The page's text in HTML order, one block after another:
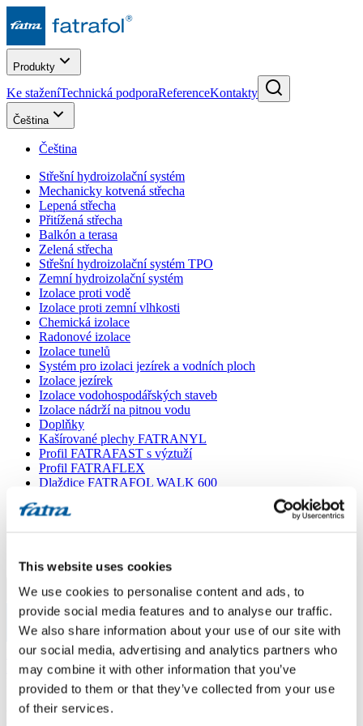
This website uses cookies
We use cookies to personalise content and ads, to
provide social media features and to analyse our traffic.
We also share information about your use of our site with
our social media, advertising and analytics partners who
may combine it with other information that you’ve
provided to them or that they’ve collected from your use
of their services.
Produkty
Ke staženíTechnická podporaReferenceKontakty
Čeština
Čeština
Střešní hydroizolační systém
Mechanicky kotvená střecha
Lepená střecha
Přitížená střecha
Balkón a terasa
Zelená střecha
Střešní hydroizolační systém TPO
Zemní hydroizolační systém
Izolace proti vodě
Izolace proti zemní vlhkosti
Chemická izolace
Radonové izolace
Izolace tunelů
Systém pro izolaci jezírek a vodních ploch
Izolace jezírek
Izolace vodohospodářských staveb
Izolace nádrží na pitnou vodu
Doplňky
Kašírované plechy FATRANYL
Profil FATRAFAST s výztuží
Profil FATRAFLEX
Dlaždice FATRAFOL WALK 600
Ochranná geotextilie
Menu
Menu
Domů /
Poradna/
Dotaz 666
Dotaz 666